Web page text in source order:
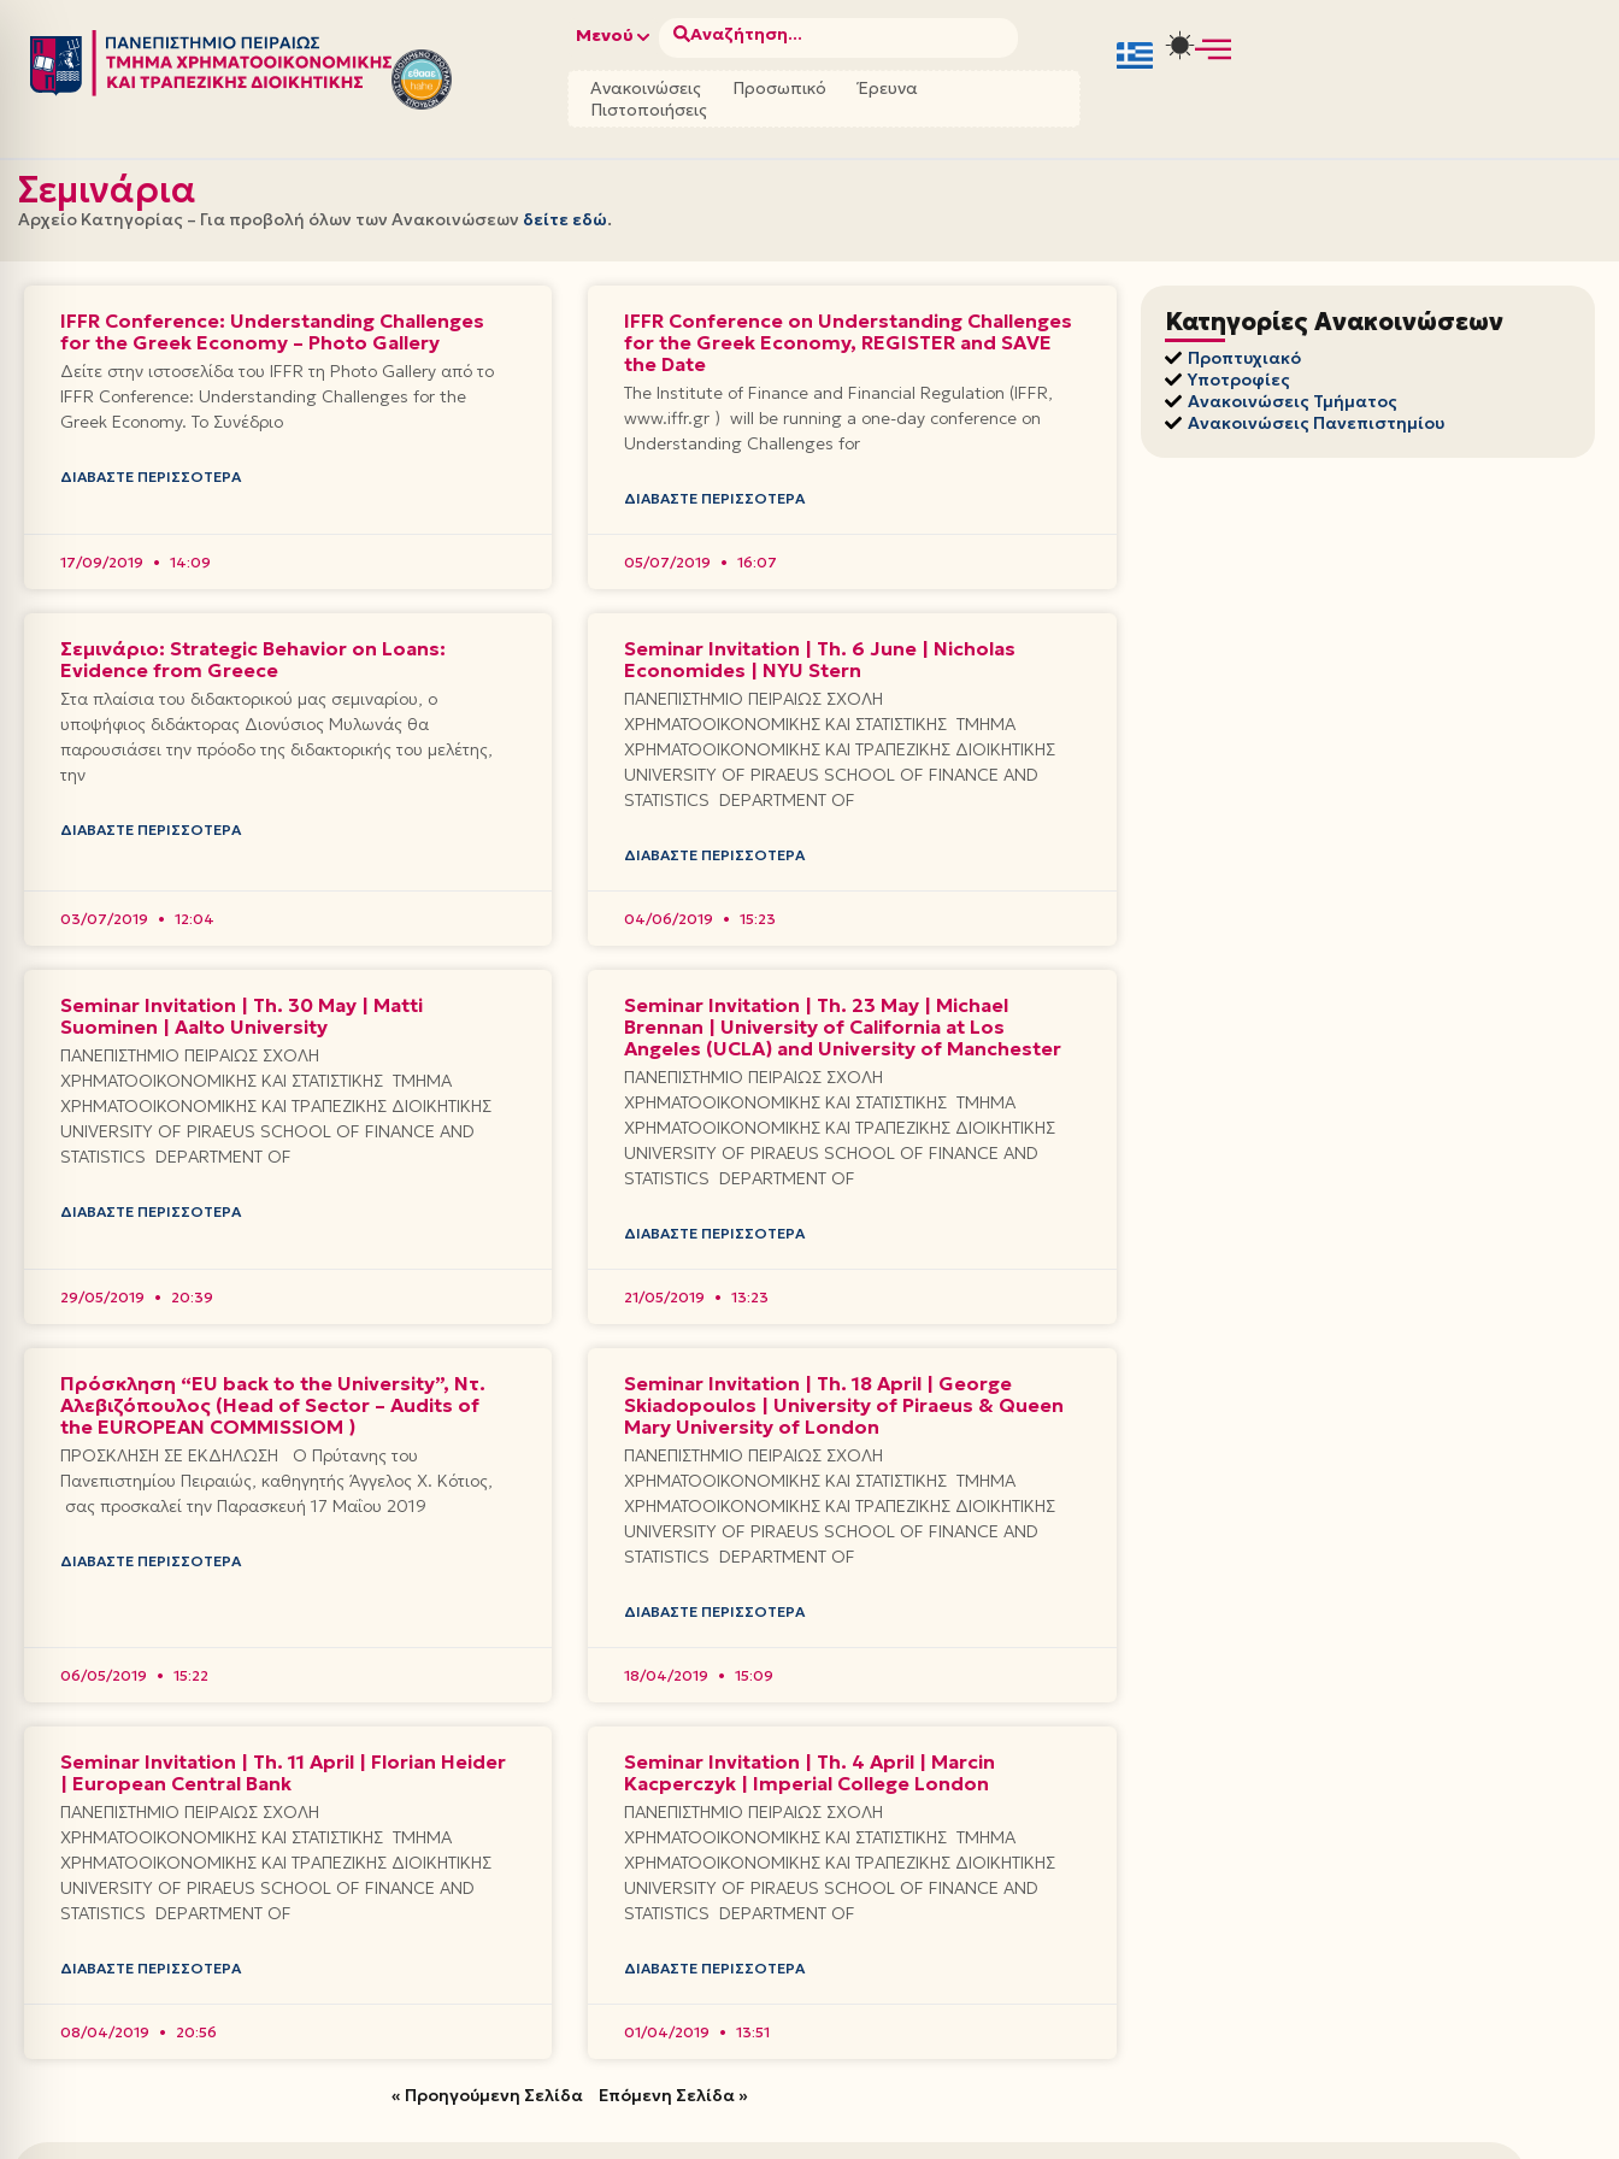
Μεταπηδήστε
στο
Μενού Αναζήτηση...
Ανακοινώσεις Προσωπικό
Έρευνα
Πιστοποιήσεις
Σεμινάρια
Αρχείο Κατηγορίας – Για προβολή όλων των Ανακοινώσεων δείτε εδώ.
IFFR Conference: Understanding Challenges
for the Greek Economy – Photo Gallery
Δείτε στην ιστοσελίδα του IFFR τη Photo Gallery από το
IFFR Conference: Understanding Challenges for the
Greek Economy. Το Συνέδριο
ΔΙΑΒΆΣΤΕ ΠΕΡΙΣΣΌΤΕΡΑ
17/09/2019 14:09
IFFR Conference on Understanding Challenges
for the Greek Economy, REGISTER and SAVE
the Date
The Institute of Finance and Financial Regulation (IFFR,
www.iffr.gr ) will be running a one-day conference on
Understanding Challenges for
ΔΙΑΒΆΣΤΕ ΠΕΡΙΣΣΌΤΕΡΑ
05/07/2019 16:07
Σεμινάριο: Strategic Behavior on Loans:
Evidence from Greece
Στα πλαίσια του διδακτορικού μας σεμιναρίου, ο
υποψήφιος διδάκτορας Διονύσιος Μυλωνάς θα
παρουσιάσει την πρόοδο της διδακτορικής του μελέτης,
την
ΔΙΑΒΆΣΤΕ ΠΕΡΙΣΣΌΤΕΡΑ
03/07/2019 12:04
Seminar Invitation | Th. 6 June | Nicholas
Economides | NYU Stern
ΠΑΝΕΠΙΣΤΗΜΙΟ ΠΕΙΡΑΙΩΣ ΣΧΟΛΗ
ΧΡΗΜΑΤΟΟΙΚΟΝΟΜΙΚΗΣ ΚΑΙ ΣΤΑΤΙΣΤΙΚΗΣ ΤΜΗΜΑ
ΧΡΗΜΑΤΟΟΙΚΟΝΟΜΙΚΗΣ ΚΑΙ ΤΡΑΠΕΖΙΚΗΣ ΔΙΟΙΚΗΤΙΚΗΣ
UNIVERSITY OF PIRAEUS SCHOOL OF FINANCE AND
STATISTICS DEPARTMENT OF
ΔΙΑΒΆΣΤΕ ΠΕΡΙΣΣΌΤΕΡΑ
04/06/2019 15:23
Seminar Invitation | Th. 30 May | Matti
Suominen | Aalto University
ΠΑΝΕΠΙΣΤΗΜΙΟ ΠΕΙΡΑΙΩΣ ΣΧΟΛΗ
ΧΡΗΜΑΤΟΟΙΚΟΝΟΜΙΚΗΣ ΚΑΙ ΣΤΑΤΙΣΤΙΚΗΣ ΤΜΗΜΑ
ΧΡΗΜΑΤΟΟΙΚΟΝΟΜΙΚΗΣ ΚΑΙ ΤΡΑΠΕΖΙΚΗΣ ΔΙΟΙΚΗΤΙΚΗΣ
UNIVERSITY OF PIRAEUS SCHOOL OF FINANCE AND
STATISTICS DEPARTMENT OF
ΔΙΑΒΆΣΤΕ ΠΕΡΙΣΣΌΤΕΡΑ
29/05/2019 20:39
Seminar Invitation | Th. 23 May | Michael
Brennan | University of California at Los
Angeles (UCLA) and University of Manchester
ΠΑΝΕΠΙΣΤΗΜΙΟ ΠΕΙΡΑΙΩΣ ΣΧΟΛΗ
ΧΡΗΜΑΤΟΟΙΚΟΝΟΜΙΚΗΣ ΚΑΙ ΣΤΑΤΙΣΤΙΚΗΣ ΤΜΗΜΑ
ΧΡΗΜΑΤΟΟΙΚΟΝΟΜΙΚΗΣ ΚΑΙ ΤΡΑΠΕΖΙΚΗΣ ΔΙΟΙΚΗΤΙΚΗΣ
UNIVERSITY OF PIRAEUS SCHOOL OF FINANCE AND
STATISTICS DEPARTMENT OF
ΔΙΑΒΆΣΤΕ ΠΕΡΙΣΣΌΤΕΡΑ
21/05/2019 13:23
Πρόσκληση “EU back to the University”, Ντ.
Αλεβιζόπουλος (Head of Sector – Audits of
the EUROPEAN COMMISSIOM )
ΠΡΟΣΚΛΗΣΗ ΣΕ ΕΚΔΗΛΩΣΗ Ο Πρύτανης του
Πανεπιστημίου Πειραιώς, καθηγητής Άγγελος Χ. Κότιος,
σας προσκαλεί την Παρασκευή 17 Μαΐου 2019
ΔΙΑΒΆΣΤΕ ΠΕΡΙΣΣΌΤΕΡΑ
06/05/2019 15:22
Seminar Invitation | Th. 18 April | George
Skiadopoulos | University of Piraeus & Queen
Mary University of London
ΠΑΝΕΠΙΣΤΗΜΙΟ ΠΕΙΡΑΙΩΣ ΣΧΟΛΗ
ΧΡΗΜΑΤΟΟΙΚΟΝΟΜΙΚΗΣ ΚΑΙ ΣΤΑΤΙΣΤΙΚΗΣ ΤΜΗΜΑ
ΧΡΗΜΑΤΟΟΙΚΟΝΟΜΙΚΗΣ ΚΑΙ ΤΡΑΠΕΖΙΚΗΣ ΔΙΟΙΚΗΤΙΚΗΣ
UNIVERSITY OF PIRAEUS SCHOOL OF FINANCE AND
STATISTICS DEPARTMENT OF
ΔΙΑΒΆΣΤΕ ΠΕΡΙΣΣΌΤΕΡΑ
18/04/2019 15:09
Seminar Invitation | Th. 11 April | Florian Heider
| European Central Bank
ΠΑΝΕΠΙΣΤΗΜΙΟ ΠΕΙΡΑΙΩΣ ΣΧΟΛΗ
ΧΡΗΜΑΤΟΟΙΚΟΝΟΜΙΚΗΣ ΚΑΙ ΣΤΑΤΙΣΤΙΚΗΣ ΤΜΗΜΑ
ΧΡΗΜΑΤΟΟΙΚΟΝΟΜΙΚΗΣ ΚΑΙ ΤΡΑΠΕΖΙΚΗΣ ΔΙΟΙΚΗΤΙΚΗΣ
UNIVERSITY OF PIRAEUS SCHOOL OF FINANCE AND
STATISTICS DEPARTMENT OF
ΔΙΑΒΆΣΤΕ ΠΕΡΙΣΣΌΤΕΡΑ
08/04/2019 20:56
Seminar Invitation | Th. 4 April | Marcin
Kacperczyk | Imperial College London
ΠΑΝΕΠΙΣΤΗΜΙΟ ΠΕΙΡΑΙΩΣ ΣΧΟΛΗ
ΧΡΗΜΑΤΟΟΙΚΟΝΟΜΙΚΗΣ ΚΑΙ ΣΤΑΤΙΣΤΙΚΗΣ ΤΜΗΜΑ
ΧΡΗΜΑΤΟΟΙΚΟΝΟΜΙΚΗΣ ΚΑΙ ΤΡΑΠΕΖΙΚΗΣ ΔΙΟΙΚΗΤΙΚΗΣ
UNIVERSITY OF PIRAEUS SCHOOL OF FINANCE AND
STATISTICS DEPARTMENT OF
ΔΙΑΒΆΣΤΕ ΠΕΡΙΣΣΌΤΕΡΑ
01/04/2019 13:51
« Προηγούμενη Σελίδα Επόμενη Σελίδα »
Κατηγορίες Ανακοινώσεων
Προπτυχιακό
Υποτροφίες
Ανακοινώσεις Τμήματος
Ανακοινώσεις Πανεπιστημίου